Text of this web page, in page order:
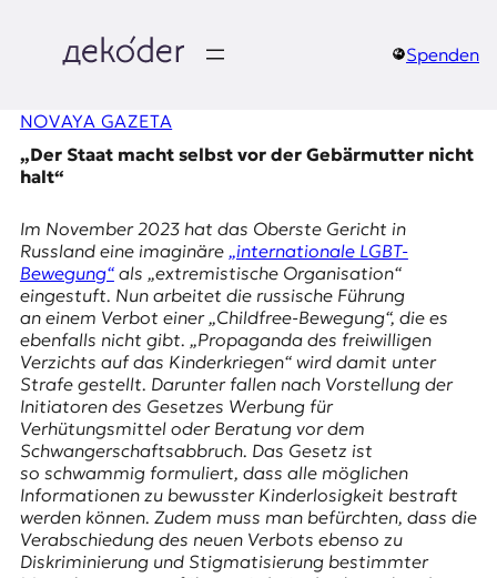
springen
e
k
o
d
e
r
|
D
E
K
Spenden
NOVAYA GAZETA
„Der Staat macht selbst vor der Gebärmutter nicht
halt“
Im November 2023 hat das Oberste Gericht in
Russland eine imaginäre „internationale LGBT-
Bewegung“als „extremistische Organisation“
eingestuft. Nun arbeitet die russische Führung
an einem Verbot einer „Childfree-Bewegung“, die es
ebenfalls nicht gibt. „Propaganda des freiwilligen
Verzichts auf das Kinderkriegen“ wird damit unter
Strafe gestellt. Darunter fallen nach Vorstellung der
Initiatoren des Gesetzes Werbung für
Verhütungsmittel oder Beratung vor dem
Schwangerschaftsabbruch. Das Gesetz ist
so schwammig formuliert, dass alle möglichen
Informationen zu bewusster Kinderlosigkeit bestraft
werden können. Zudem muss man befürchten, dass die
Verabschiedung des neuen Verbots ebenso zu
Diskriminierung und Stigmatisierung bestimmter